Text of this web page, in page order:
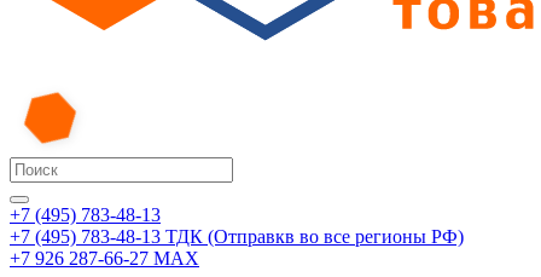
+7 (495) 783-48-13
+7 (495) 783-48-13 ТДК (Отправкв во все регионы РФ)
+7 926 287-66-27 МАХ